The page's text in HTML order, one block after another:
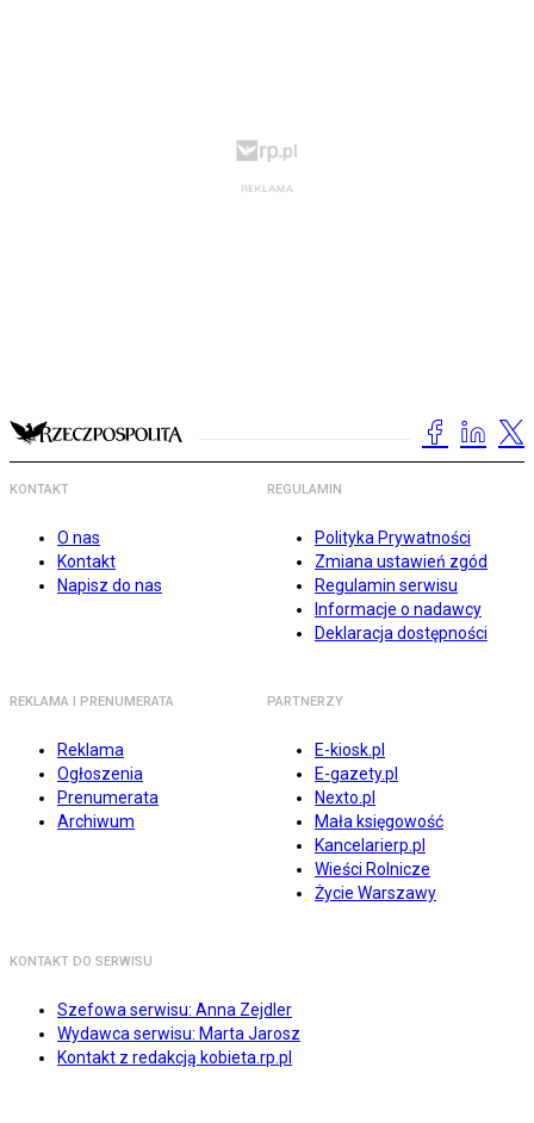
KONTAKT
O nas
Kontakt
Napisz do nas
REGULAMIN
Polityka Prywatności
Zmiana ustawień zgód
Regulamin serwisu
Informacje o nadawcy
Deklaracja dostępności
REKLAMA I PRENUMERATA
Reklama
Ogłoszenia
Prenumerata
Archiwum
PARTNERZY
E-kiosk.pl
E-gazety.pl
Nexto.pl
Mała księgowość
Kancelarierp.pl
Wieści Rolnicze
Życie Warszawy
KONTAKT DO SERWISU
Szefowa serwisu: Anna Zejdler
Wydawca serwisu: Marta Jarosz
Kontakt z redakcją kobieta.rp.pl